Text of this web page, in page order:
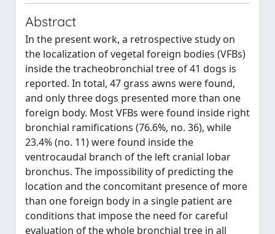
Abstract
In the present work, a retrospective study on
the localization of vegetal foreign bodies (VFBs)
inside the tracheobronchial tree of 41 dogs is
reported. In total, 47 grass awns were found,
and only three dogs presented more than one
foreign body. Most VFBs were found inside right
bronchial ramifications (76.6%, no. 36), while
23.4% (no. 11) were found inside the
ventrocaudal branch of the left cranial lobar
bronchus. The impossibility of predicting the
location and the concomitant presence of more
than one foreign body in a single patient are
conditions that impose the need for careful
evaluation of the whole bronchial tree in all